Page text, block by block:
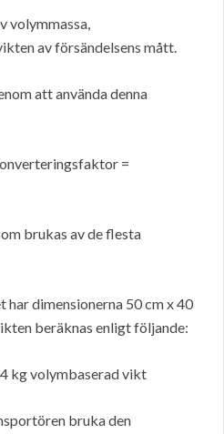
volymmassa,
av försändelsens mått.
att använda denna
=
brukas av de flesta
dimensionerna 50 cm x 40
beräknas enligt följande:
kg volymbaserad vikt
bruka den